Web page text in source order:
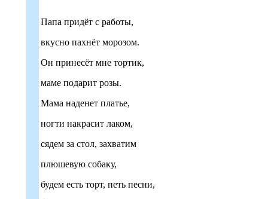
Папа придёт с работы,
вкусно пахнёт морозом.
Он принесёт мне тортик,
маме подарит розы.
Мама наденет платье,
ногти накрасит лаком,
сядем за стол, захватим
плюшевую собаку,
будем есть торт, петь песни,